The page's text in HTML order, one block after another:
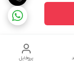
پروفایل